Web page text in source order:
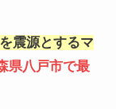
震源とするマ
県八戸市で最